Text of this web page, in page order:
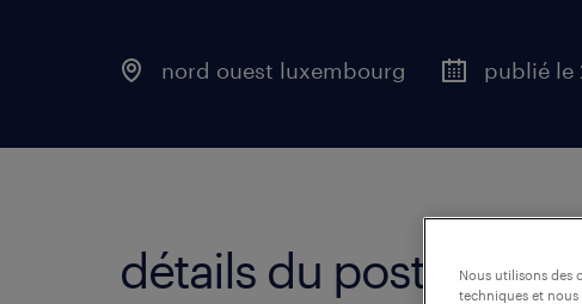
nord ouest luxembourg publié le
détails du poste
Nous utilisons des
techniques et nous